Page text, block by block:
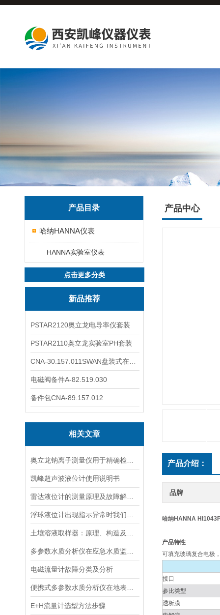
产品目录
哈纳HANNA仪表
HANNA实验室仪表
点击更多分类
新品推荐
PSTAR2120奥立龙电导率仪套装
PSTAR2110奥立龙实验室PH套装
电磁阀备件A-82.519.030
备件包CNA-89.157.012
相关文章
凯峰超声波液位计使用说明书
电磁流量计故障分类及分析
E+H流量计选型方法步骤
产品中心
产品介绍：
品牌
哈纳HANNA
产品特性
可填充玻璃复合电极
接口
参比类型
透析膜